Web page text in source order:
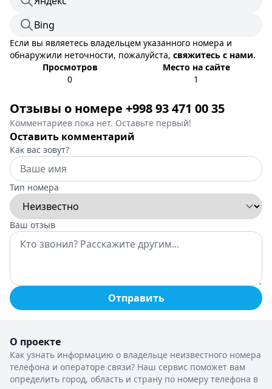
Bing
Если вы являетесь владельцем указанного номера и
обнаружили неточности, пожалуйста, свяжитесь с нами.
Просмотров
0
Место на сайте
1
Отзывы о номере +998 93 471 00 35
Комментариев пока нет. Оставьте первый!
Оставить комментарий
Как вас зовут?
Тип номера
Ваш отзыв
Отправить
О проекте
Как узнать информацию о владельце неизвестного номера
телефона и операторе связи? Наш сервис поможет вам
определить город, область и страну по номеру телефона в